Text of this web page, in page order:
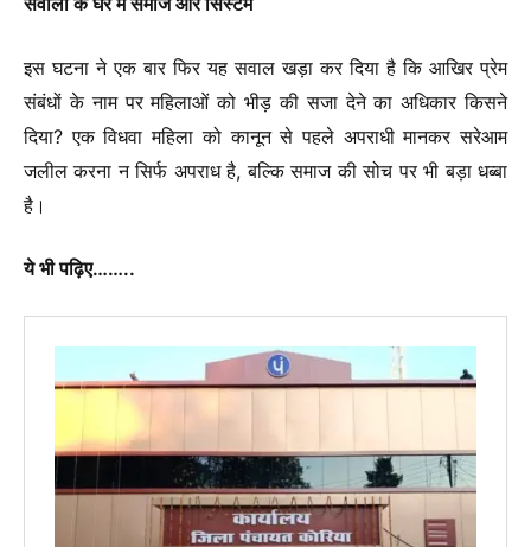
इस घटना ने एक बार फिर यह सवाल खड़ा कर दिया है कि आखिर प्रेम
संबंधों के नाम पर महिलाओं को भीड़ की सजा देने का अधिकार किसने
दिया? एक विधवा महिला को कानून से पहले अपराधी मानकर सरेआम
जलील करना न सिर्फ अपराध है, बल्कि समाज की सोच पर भी बड़ा धब्बा
है।
ये भी पढ़िए……..